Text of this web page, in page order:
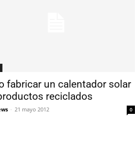
fabricar un calentador solar
reciclados
- 21 mayo 2012 0